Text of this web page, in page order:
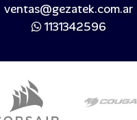
ventas@gezatek.com.ar
1131342596